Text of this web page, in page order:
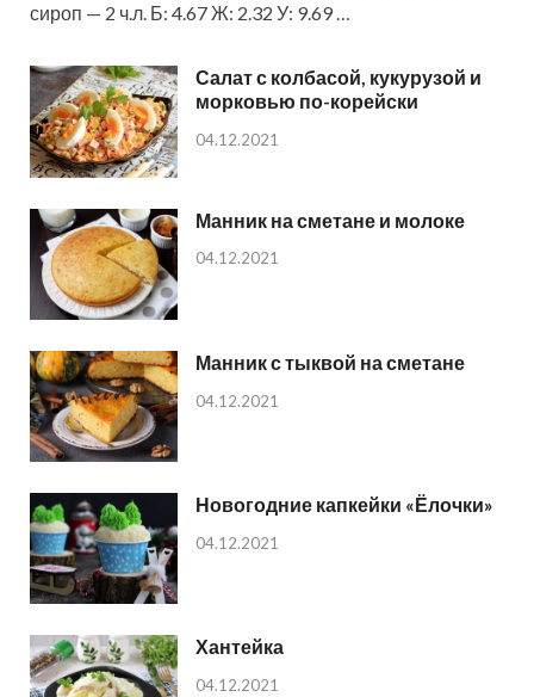
сироп — 2 ч.л. Б: 4.67 Ж: 2.32 У: 9.69 …
Салат с колбасой, кукурузой и
морковью по-корейски
04.12.2021
Манник на сметане и молоке
04.12.2021
Манник с тыквой на сметане
04.12.2021
Новогодние капкейки «Ёлочки»
04.12.2021
Хантейка
04.12.2021